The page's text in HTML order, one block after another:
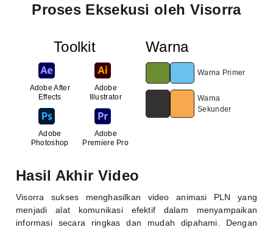
Proses Eksekusi oleh Visorra
Toolkit
Adobe After
Effects
Adobe
Illustrator
Adobe
Photoshop
Adobe
Premiere Pro
Warna
Warna Primer
Warna
Sekunder
Hasil Akhir Video
Visorra sukses menghasilkan video animasi PLN yang
menjadi alat komunikasi efektif dalam menyampaikan
informasi secara ringkas dan mudah dipahami. Dengan